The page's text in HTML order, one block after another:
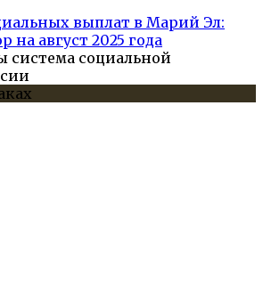
выплат в Марий Эл:
на август 2025 года
система социальной